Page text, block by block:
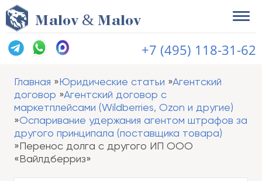
Malov & Malov
+7 (495) 118-31-62
Главная Юридические статьи
Агентский
договор
Агентский договор с
маркетплейсами (Wildberries, Ozon и другие)
Оспаривание удержания агентом штрафов за
другого принципала (поставщика товара)
Перенос долга с другого ИП ООО
«Вайлдберриз»